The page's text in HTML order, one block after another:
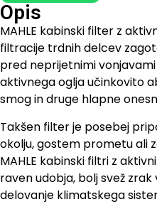
Opis
MAHLE kabinski filter z
filtracije trdnih delcev
pred neprijetnimi vonjavami
aktivnega oglja učinkovito
smog in druge hlapne
Takšen filter je posebej
okolju, gostem prometu ali
MAHLE kabinski filtri z
raven udobja, bolj svež
delovanje klimatskega